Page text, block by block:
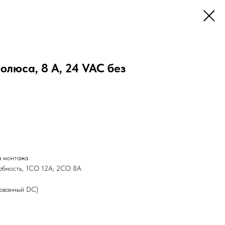
8 А, 24 VAC без
монтажа
1СО 12А; 2СО 8А
DC)